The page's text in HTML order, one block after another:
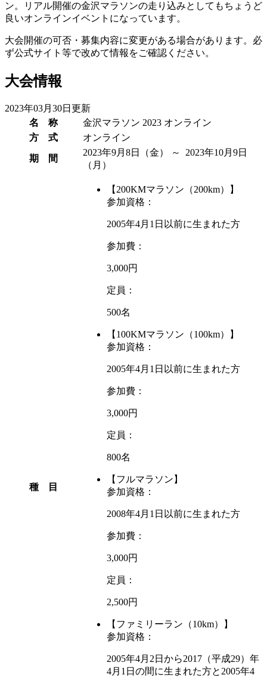
ン。リアル開催の金沢マラソンの走り込みとしてもちょうど
良いオンラインイベントになっています。
大会開催の可否・募集内容に変更がある場合があります。必
ず公式サイト等で改めて情報をご確認ください。
大会情報
2023年03月30日更新
名 称
金沢マラソン 2023 オンライン
方 式
オンライン
期 間
2023年9月8日 （金）
～ 2023年10月9日
（月）
種 目
【200KMマラソン（200km）】
参加資格：
2005年4月1日以前に生まれた方
参加費：
3,000円
定員：
500名
【100KMマラソン（100km）】
参加資格：
2005年4月1日以前に生まれた方
参加費：
3,000円
定員：
800名
【フルマラソン】
参加資格：
2008年4月1日以前に生まれた方
参加費：
3,000円
定員：
2,500円
【ファミリーラン（10km）】
参加資格：
2005年4月2日から2017（平成29）年
4月1日の間に生まれた方と2005年4